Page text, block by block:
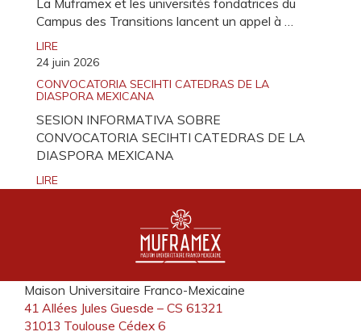
Campus des Transitions lancent un appel à …
LIRE
24 juin 2026
CONVOCATORIA SECIHTI CATEDRAS DE LA
DIASPORA MEXICANA
SESION INFORMATIVA SOBRE
CONVOCATORIA SECIHTI CATEDRAS DE LA
DIASPORA MEXICANA
LIRE
Maison Universitaire Franco-Mexicaine
41 Allées Jules Guesde – CS 61321
31013 Toulouse Cédex 6